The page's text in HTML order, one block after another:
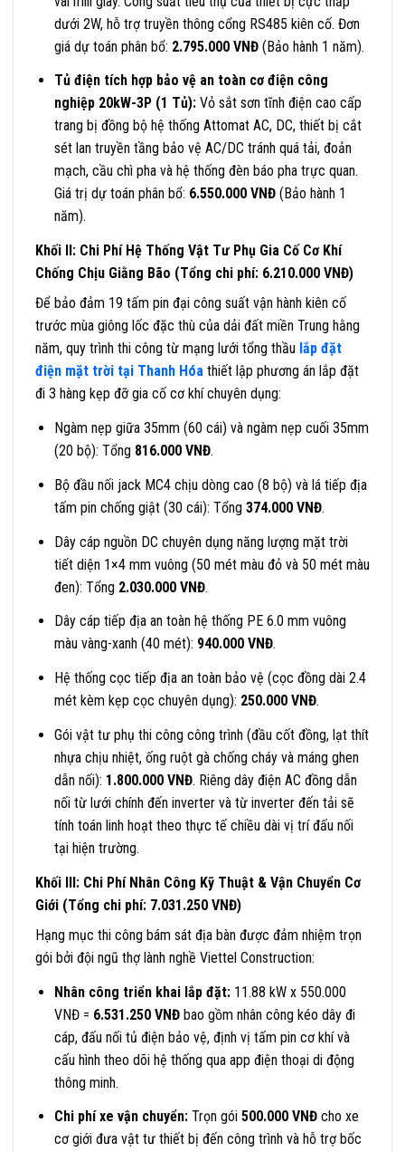
dưới 2W, hỗ trợ truyền thông cổng RS485 kiên cố. Đơn
giá dự toán phân bổ: 2.795.000 VNĐ(Bảo hành 1 năm).
Tủ điện tích hợp bảo vệ an toàn cơ điện công
nghiệp 20kW-3P (1 Tủ):Vỏ sắt sơn tĩnh điện cao cấp
trang bị đồng bộ hệ thống Attomat AC, DC, thiết bị cắt
sét lan truyền tầng bảo vệ AC/DC tránh quá tải, đoản
mạch, cầu chì pha và hệ thống đèn báo pha trực quan.
Giá trị dự toán phân bổ: 6.550.000 VNĐ(Bảo hành 1
năm).
Khối II: Chi Phí Hệ Thống Vật Tư Phụ Gia Cố Cơ Khí
Chống Chịu Giằng Bão (Tổng chi phí: 6.210.000 VNĐ)
Để bảo đảm 19 tấm pin đại công suất vận hành kiên cố
trước mùa giông lốc đặc thù của dải đất miền Trung hằng
năm, quy trình thi công từ mạng lưới tổng thầu lắp đặt
điện mặt trời tại Thanh Hóa thiết lập phương án lắp đặt
đi 3 hàng kẹp đỡ gia cố cơ khí chuyên dụng:
Ngàm nẹp giữa 35mm (60 cái) và ngàm nẹp cuối 35mm
(20 bộ): Tổng 816.000 VNĐ.
Bộ đầu nối jack MC4 chịu dòng cao (8 bộ) và lá tiếp địa
tấm pin chống giật (30 cái): Tổng 374.000 VNĐ.
Dây cáp nguồn DC chuyên dụng năng lượng mặt trời
tiết diện 1×4 mm vuông (50 mét màu đỏ và 50 mét màu
đen): Tổng 2.030.000 VNĐ.
Dây cáp tiếp địa an toàn hệ thống PE 6.0 mm vuông
màu vàng-xanh (40 mét): 940.000 VNĐ.
Hệ thống cọc tiếp địa an toàn bảo vệ (cọc đồng dài 2.4
mét kèm kẹp cọc chuyên dụng): 250.000 VNĐ.
Gói vật tư phụ thi công công trình (đầu cốt đồng, lạt thít
nhựa chịu nhiệt, ống ruột gà chống cháy và máng ghen
dẫn nối): 1.800.000 VNĐ. Riêng dây điện AC đồng dẫn
nối từ lưới chính đến inverter và từ inverter đến tải sẽ
tính toán linh hoạt theo thực tế chiều dài vị trí đấu nối
tại hiện trường.
Khối III: Chi Phí Nhân Công Kỹ Thuật & Vận Chuyển Cơ
Giới (Tổng chi phí: 7.031.250 VNĐ)
Hạng mục thi công bám sát địa bàn được đảm nhiệm trọn
gói bởi đội ngũ thợ lành nghề Viettel Construction:
Nhân công triển khai lắp đặt:11.88 kW x 550.000
VNĐ = 6.531.250 VNĐbao gồm nhân công kéo dây đi
cáp, đấu nối tủ điện bảo vệ, định vị tấm pin cơ khí và
cấu hình theo dõi hệ thống qua app điện thoại di động
thông minh.
Chi phí xe vận chuyển:Trọn gói 500.000 VNĐcho xe
cơ giới đưa vật tư thiết bị đến công trình và hỗ trợ bốc